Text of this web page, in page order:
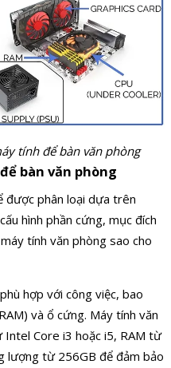
tính để bàn văn phòng
bàn văn phòng
được phân loại dựa trên
hình phần cứng, mục đích
tính văn phòng sao cho
hợp với công việc, bao
và ổ cứng. Máy tính văn
Core i3 hoặc i5, RAM từ
lượng từ 256GB để đảm bảo